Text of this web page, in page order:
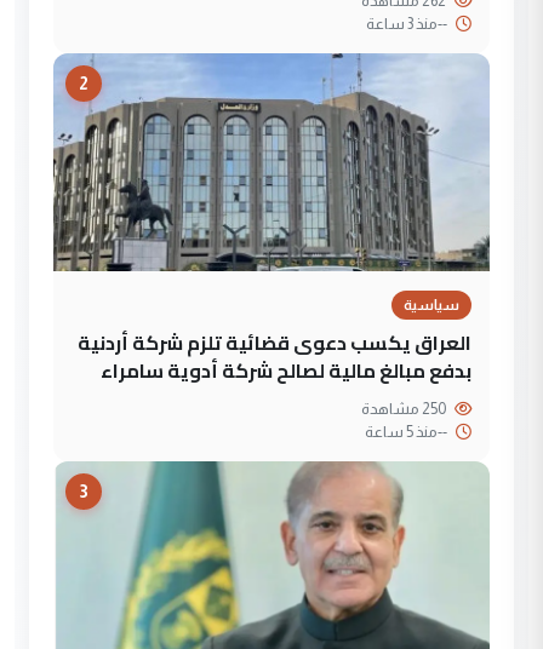
--منذ 3 ساعة
2
سياسية
العراق يكسب دعوى قضائية تلزم شركة أردنية
بدفع مبالغ مالية لصالح شركة أدوية سامراء
--منذ 5 ساعة
3